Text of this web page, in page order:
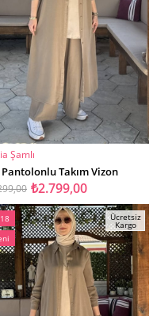
EKLE
Şamlı
Takım Vizon
₺2.799,00
Ücretsiz
Kargo